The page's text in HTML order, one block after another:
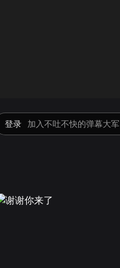
登录 加入不吐不快的弹幕大军